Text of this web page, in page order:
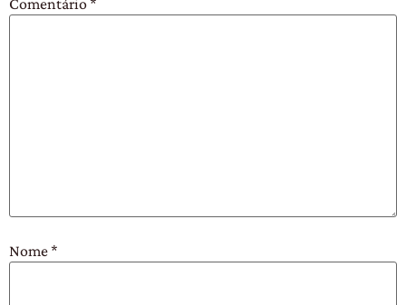
Comentário*
Nome*